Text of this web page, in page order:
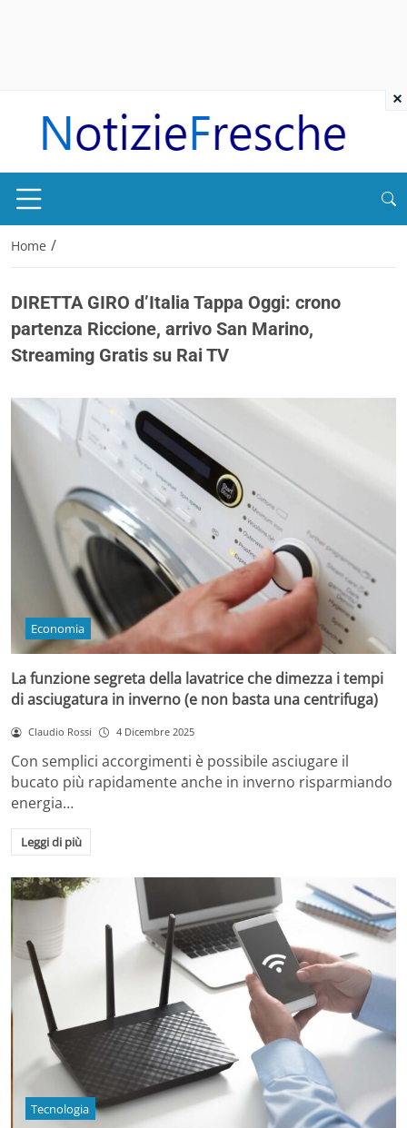
Home /
DIRETTA GIRO d’Italia Tappa Oggi: crono
partenza Riccione, arrivo San Marino,
Streaming Gratis su Rai TV
Economia
La funzione segreta della lavatrice che dimezza i tempi
di asciugatura in inverno (e non basta una centrifuga)
Claudio Rossi 4 Dicembre 2025
Con semplici accorgimenti è possibile asciugare il
bucato più rapidamente anche in inverno risparmiando
energia…
Leggi di più
Tecnologia
×